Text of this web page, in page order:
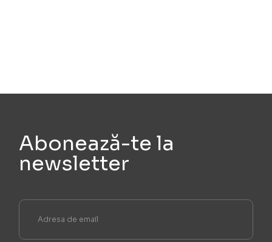
Abonează-te la
newsletter